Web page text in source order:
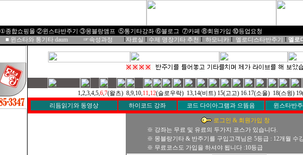
①종합쇼핑몰 ②윈스타반주기 ③몽블랑앰프 ⑤통기타강좌 ⑥블로그 ⑦카페 ⑧회원가입 ⑩등업요청
■ 윈스타와 통기타 daum ☞속성과정 I자료실 I 수제 명장기타 추천 I 하모니카 I 멜로디스타반주기 I멜로
1,2,3,4,5,6,7(왈츠) 8,9,10,11,12(슬로우락) 13,14(비트) 15(고고) 16.17(소울) 18(스윙)
리듬읽기와 동영상
하이코드 강좌 코드 다이아그램과 으뜸음 윈스타반
로그인 & 회원가입 창
※ 강좌는 무료 및 유료의 두가지 코스가 있습니다.
※ 몽블랑기타 & 반주기를 구입고객님은 5등급 : 12개월 수
※ 무료코스도 가입을 하셔야 됩니다 :10등급